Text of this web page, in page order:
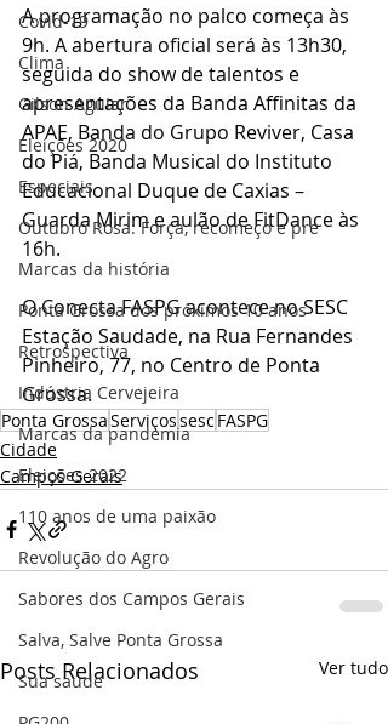
Covid-19
Clima
Gilson Aguiar
Eleições 2020
Especiais
Outubro Rosa: Força, recomeço e pre
Marcas da história
Ponta Grossa dos próximos 10 anos
Retrospectiva
Indústria Cervejeira
Marcas da pandemia
Eleições 2022
110 anos de uma paixão
Revolução do Agro
Sabores dos Campos Gerais
Salva, Salve Ponta Grossa
Sua saúde
A programação no palco começa às
9h. A abertura oficial será às 13h30,
seguida do show de talentos e
apresentações da Banda Affinitas da
APAE, Banda do Grupo Reviver, Casa
do Piá, Banda Musical do Instituto
Educacional Duque de Caxias –
Guarda Mirim e aulão de FitDance às
16h.
O Conecta FASPG acontece no SESC
Estação Saudade, na Rua Fernandes
Pinheiro, 77, no Centro de Ponta
Grossa.
Ponta GrossaServiçossesc FASPG
Cidade
Campos Gerais
Posts Relacionados Ver tudo